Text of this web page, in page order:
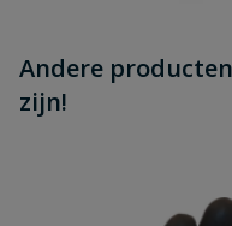
Andere
zijn!